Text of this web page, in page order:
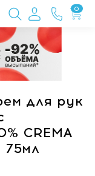
0
для рук
CREMA
75мл